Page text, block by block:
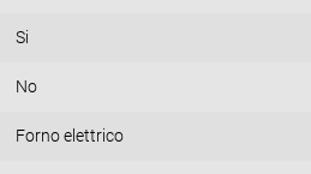
Si
No
Forno elettrico